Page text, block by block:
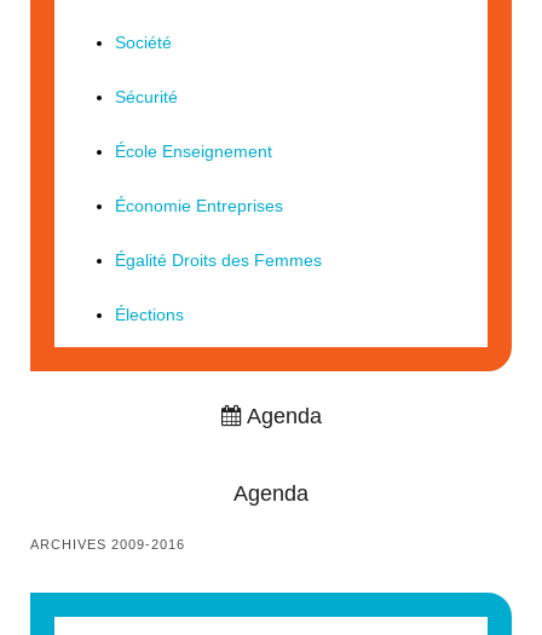
Société
Sécurité
École Enseignement
Économie Entreprises
Égalité Droits des Femmes
Élections
Agenda
Agenda
ARCHIVES 2009-2016